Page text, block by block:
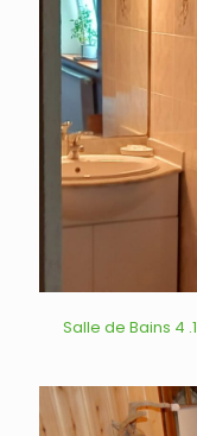
Salle de Bains 4 .1